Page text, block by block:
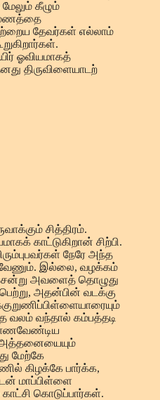
கீழும்
தேவர்கள் எல்லாம்
ஓவியமாகத்
திருவிளையாடற்
சித்திரம்.
காட்டுகிறான் சிற்பி.
நேரே அந்த
இல்லை, வழக்கம்
அவளைத் தொழுது
அதன்பின் வடக்கு
வந்தால் கம்பத்தடி
அத்தனையையும்
மேற்கே
கிழக்கே பார்க்க,
மாப்பிள்ளை
கொடுப்பார்கள்.